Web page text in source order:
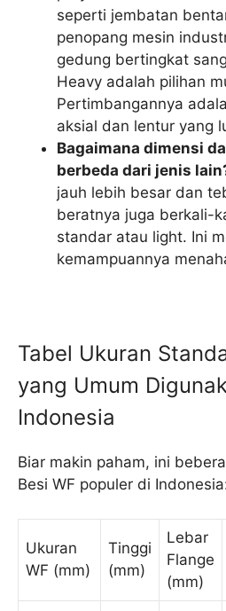
seperti jembatan
penopang mesin
gedung bertingkat
Heavy adalah pilihan
Pertimbangannya
aksial dan lentur yang
Bagaimana dimensi
berbeda dari jenis
jauh lebih besar dan
beratnya juga berkali-
standar atau light. Ini
kemampuannya
Tabel Ukuran
yang Umum
Indonesia
Biar makin paham, ini
Besi WF populer di
Ukuran
WF (mm)
Tinggi
(mm)
Lebar
Flange
(mm)